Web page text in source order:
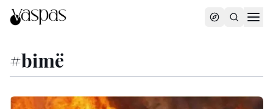
#bimë